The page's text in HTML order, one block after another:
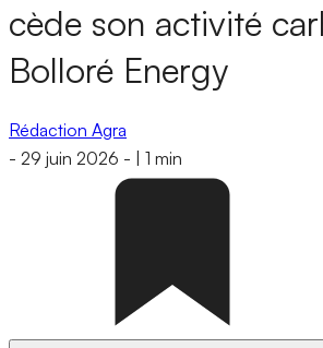
cède son activité
Bolloré Energy
Rédaction Agra
- 29 juin 2026 - 1 min